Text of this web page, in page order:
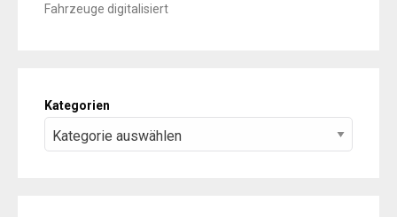
Fahrzeuge digitalisiert
Kategorien